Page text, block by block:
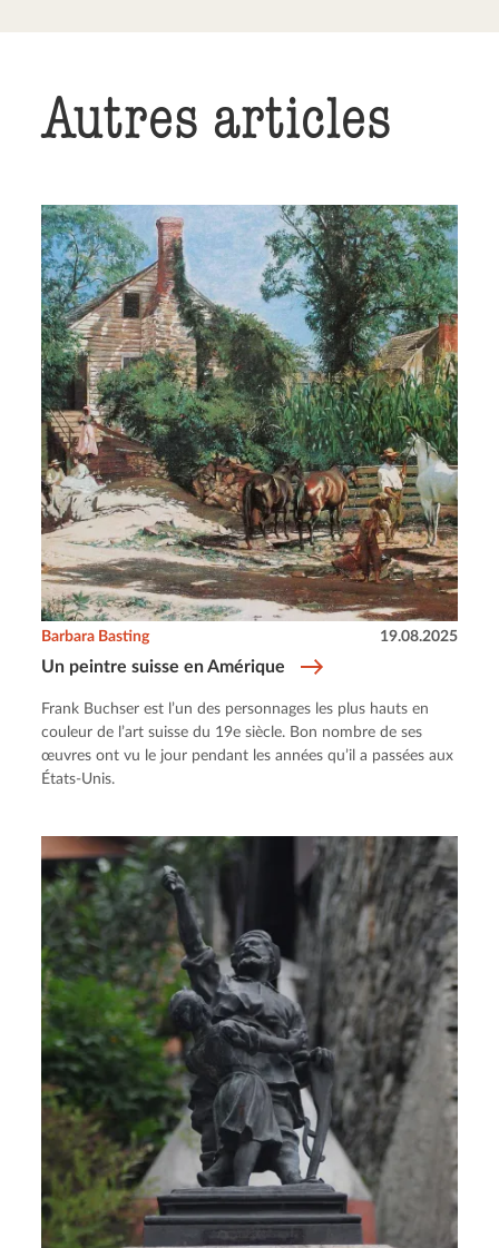
Autres articles
Un peintre suisse en Amérique
Barbara Basting 19.08.2025
Frank Buchser est l’un des personnages les plus hauts en
couleur de l’art suisse du 19e siècle. Bon nombre de ses
œuvres ont vu le jour pendant les années qu’il a passées aux
États-Unis.